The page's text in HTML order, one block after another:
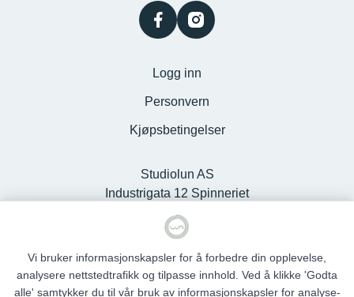
facebookinstagram
Logg inn
Personvern
Kjøpsbetingelser
Studiolun AS
Industrigata 12 Spinneriet
Kjøpesenter, 6100 Volda -
Org.nr. 925127868
Vi bruker informasjonskapsler for å forbedre din opplevelse,
analysere nettstedtrafikk og tilpasse innhold. Ved å klikke 'Godta
alle' samtykker du til vår bruk av informasjonskapsler for analyse-